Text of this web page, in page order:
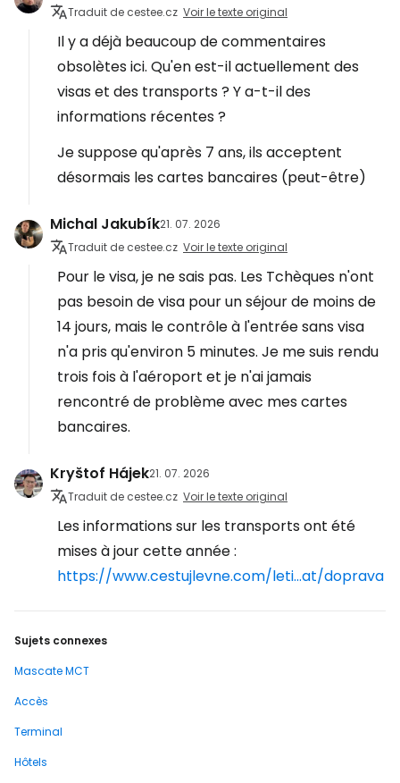
Traduit de cestee.cz Voir le texte original
Il y a déjà beaucoup de commentaires
obsolètes ici. Qu'en est-il actuellement des
visas et des transports ? Y a-t-il des
informations récentes ?
Je suppose qu'après 7 ans, ils acceptent
désormais les cartes bancaires (peut-être)
Michal Jakubík21. 07. 2026
Traduit de cestee.cz Voir le texte original
Pour le visa, je ne sais pas. Les Tchèques n'ont
pas besoin de visa pour un séjour de moins de
14 jours, mais le contrôle à l'entrée sans visa
n'a pris qu'environ 5 minutes. Je me suis rendu
trois fois à l'aéroport et je n'ai jamais
rencontré de problème avec mes cartes
bancaires.
Kryštof Hájek21. 07. 2026
Traduit de cestee.cz Voir le texte original
Les informations sur les transports ont été
mises à jour cette année :
https://www.cestujlevne.com/leti...at/doprava
Sujets connexes
Mascate MCT
Accès
Terminal
Hôtels